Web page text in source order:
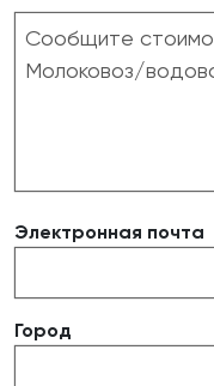
Электронная почта
Город